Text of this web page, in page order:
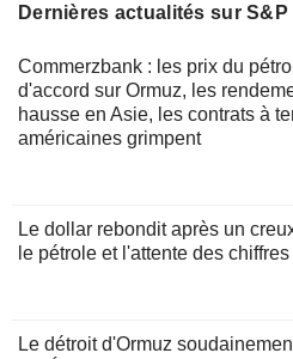
Dernières actualités sur
Commerzbank : les prix du
d'accord sur Ormuz, les
hausse en Asie, les contrats à
américaines grimpent
Le dollar rebondit après un
le pétrole et l'attente des
Le détroit d'Ormuz